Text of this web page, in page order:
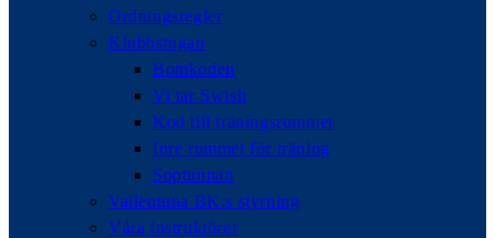
Ordningsregler
Klubbstugan
Bomkoden
Vi tar Swish
Kod till träningsrummet
Inre rummet för träning
Soptunnan
Vallentuna BK:s styrning
Våra instruktörer